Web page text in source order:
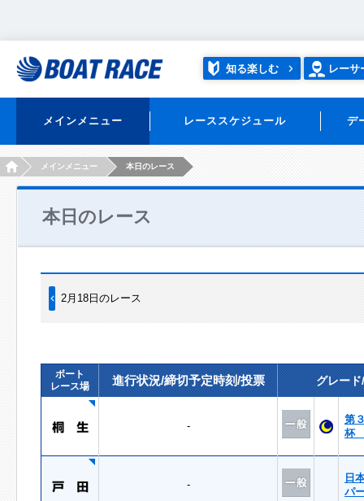
知る楽しむ レーサ
メインメニュー レーススケジュール デ
HOMEメインメニュー 本日のレース
本日のレース
2月18日のレース
ボート
レース場
進行状況/締切予定時刻/投票 グレー
-
第
杯
-
日
パ